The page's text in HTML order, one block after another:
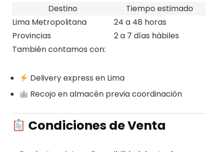
Destino
Tiempo estimado
Lima Metropolitana
24 a 48 horas
Provincias
2 a 7 días hábiles
También contamos con:
Delivery express en Lima
Recojo en almacén previa coordinación
Condiciones de Venta